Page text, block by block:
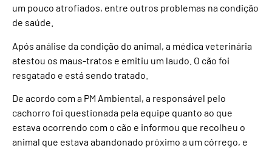
um pouco atrofiados, entre outros problemas na condição
de saúde.
Após análise da condição do animal, a médica veterinária
atestou os maus-tratos e emitiu um laudo. O cão foi
resgatado e está sendo tratado.
De acordo com a PM Ambiental, a responsável pelo
cachorro foi questionada pela equipe quanto ao que
estava ocorrendo com o cão e informou que recolheu o
animal que estava abandonado próximo a um córrego, e